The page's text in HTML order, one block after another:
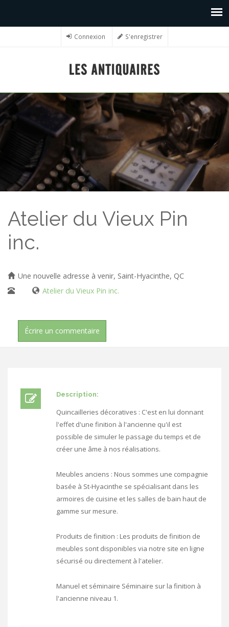
Connexion S'enregistrer
Atelier du Vieux Pin
inc.
Une nouvelle adresse à venir, Saint-Hyacinthe, QC
Atelier du Vieux Pin inc.
Écrire un commentaire
Description:
Quincailleries décoratives : C'est en lui donnant
l'effet d'une finition à l'ancienne qu'il est
possible de simuler le passage du temps et de
créer une âme à nos réalisations.
Meubles anciens : Nous sommes une compagnie
basée à St-Hyacinthe se spécialisant dans les
armoires de cuisine et les salles de bain haut de
gamme sur mesure.
Produits de finition : Les produits de finition de
meubles sont disponibles via notre site en ligne
sécurisé ou directement à l'atelier.
Manuel et séminaire Séminaire sur la finition à
l'ancienne niveau 1.